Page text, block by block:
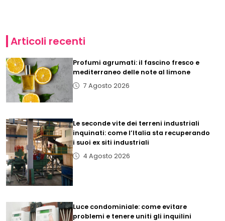
Articoli recenti
Profumi agrumati: il fascino fresco e
mediterraneo delle note al limone
7 Agosto 2026
Le seconde vite dei terreni industriali
inquinati: come l’Italia sta recuperando
i suoi ex siti industriali
4 Agosto 2026
Luce condominiale: come evitare
problemi e tenere uniti gli inquilini